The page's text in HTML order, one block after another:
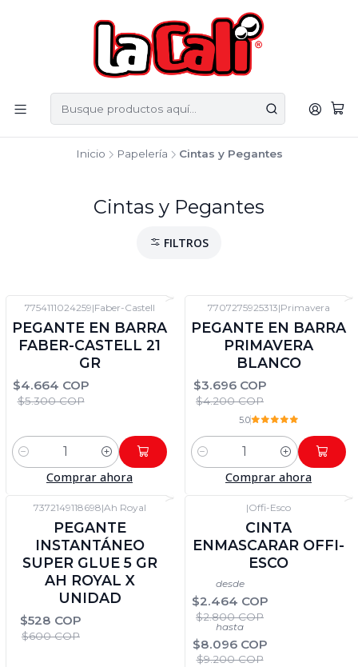
Inicio Papelería Cintas y Pegantes
Cintas y Pegantes
FILTROS
-12% DTO
7754111024259|Faber-Castell
PEGANTE EN BARRA
FABER-CASTELL 21
GR
$4.664 COP
$5.300 COP
Cantidad
Comprar ahora
-12% DTO
7707275925313|Primavera
PEGANTE EN BARRA
PRIMAVERA
BLANCO
$3.696 COP
$4.200 COP
5.0
Cantidad
Comprar ahora
-12%DTO
No disponible
7372149118698|Ah Royal
PEGANTE
INSTANTÁNEO
SUPER GLUE 5 GR
AH ROYAL X
UNIDAD
$528 COP
$600 COP
|Offi-Esco
CINTA
ENMASCARAR OFFI-
ESCO
desde
$2.464 COP
$2.800 COP
hasta
$8.096 COP
$9.200 COP